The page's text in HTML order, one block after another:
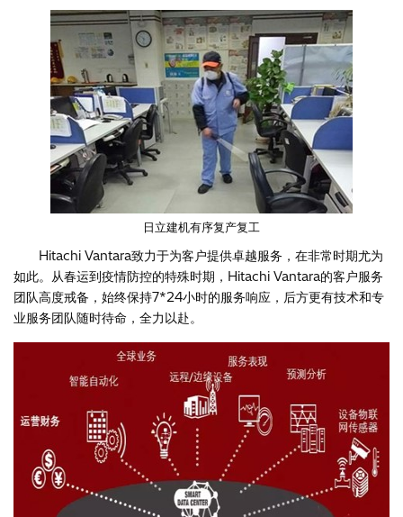
日立建机有序复产复工
Hitachi Vantara致力于为客户提供卓越服务，在非常时期尤为
如此。从春运到疫情防控的特殊时期，Hitachi Vantara的客户服务
团队高度戒备，始终保持7*24小时的服务响应，后方更有技术和专
业服务团队随时待命，全力以赴。